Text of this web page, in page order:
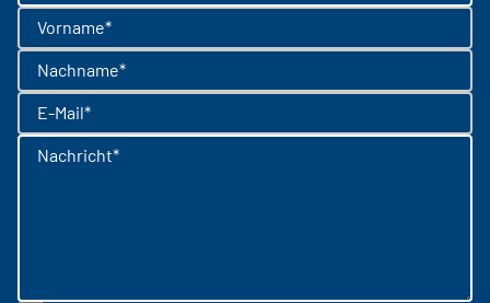
Vorname*
Nachname*
E-Mail*
Nachricht*